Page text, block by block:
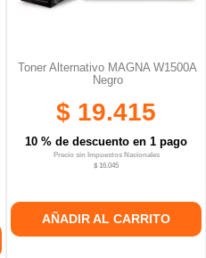
Toner Alternativo MAGNA W1500A
Negro
$ 19.415
10 % de descuento en 1 pago
Precio sin Impuestos Nacionales
$ 16.045
AÑADIR AL CARRITO